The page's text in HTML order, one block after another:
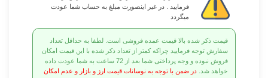
فرمایید . در غیر اینصورت مبلغ به حساب شما عودت
میگردد
قیمت ذکر شده بالا قیمت عمده فروشی است. لطفا به حداقل تعداد
سفارش توجه فرمایید چراکه کمتر از تعداد ذکر شده با این قیمت امکان
فروش نبوده و وجه پرداختی شما بعد از 72 ساعت به شما عودت داده
خواهد شد. در ضمن با توجه به نوسانات قیمت ارز و بازار و عدم امکان